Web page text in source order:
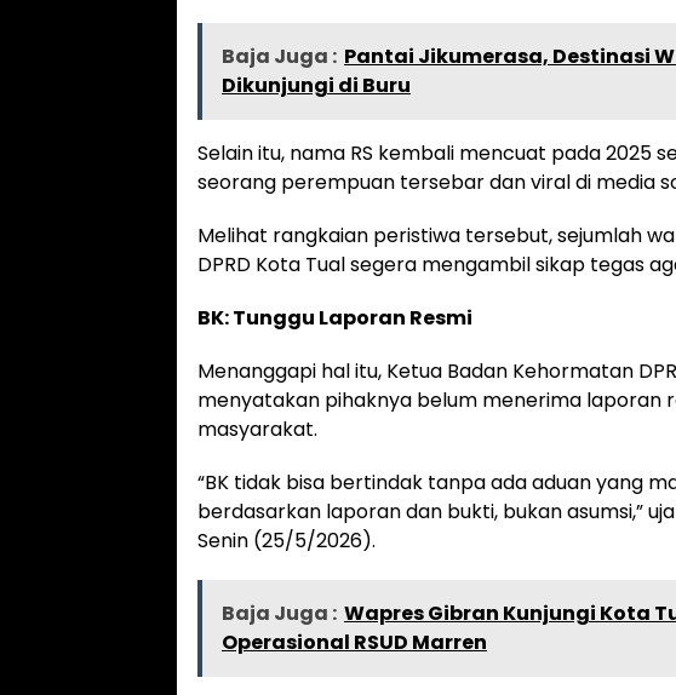
Baja Juga : Pantai Jikumerasa, Destinasi
Dikunjungi di Buru
Selain itu, nama RS kembali mencuat pada 2025
seorang perempuan tersebar dan viral di media
Melihat rangkaian peristiwa tersebut, sejumlah
DPRD Kota Tual segera mengambil sikap tegas
BK: Tunggu Laporan Resmi
Menanggapi hal itu, Ketua Badan Kehormatan
menyatakan pihaknya belum menerima laporan
masyarakat.
“BK tidak bisa bertindak tanpa ada aduan yang
berdasarkan laporan dan bukti, bukan asumsi,”
Senin (25/5/2026).
Baja Juga : Wapres Gibran Kunjungi Kota
Operasional RSUD Marren